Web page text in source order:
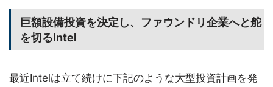
巨額設備投資を決定し、ファウンドリ企業へと舵
を切るIntel
最近Intelは立て続けに下記のような大型投資計画を発